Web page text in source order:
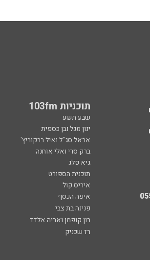
תוכניות 103fm
שבע תשע
ינון מגל ובן כספית
אראל סג"ל ואיל ברקוביץ'
ברק סרי ואלי אוחנה
גיא פלג
תוכנית הספורט
איריס קול
איפה הכסף
פנינה בת צבי
רון קופמן ואריה אלדד
רז שכניק